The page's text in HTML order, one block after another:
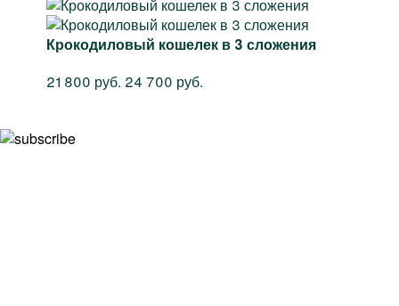
Крокодиловый кошелек в 3 сложения
21 800 руб. 24 700 руб.